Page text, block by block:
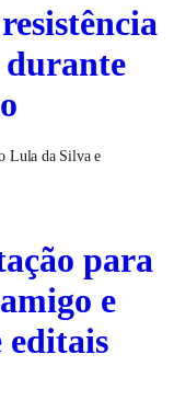
durante
Lula da Silva e
para
e
editais